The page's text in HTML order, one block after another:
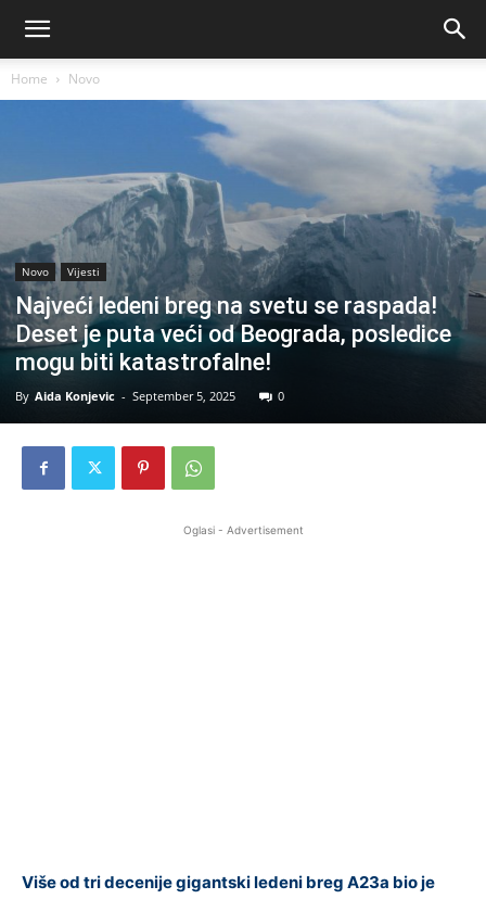
Home Novo
Novo Vijesti
Najveći ledeni breg na svetu se raspada!
Deset je puta veći od Beograda, posledice
mogu biti katastrofalne!
By Aida Konjevic - September 5, 2025 0
Oglasi - Advertisement
Više od tri decenije gigantski ledeni breg A23a bio je